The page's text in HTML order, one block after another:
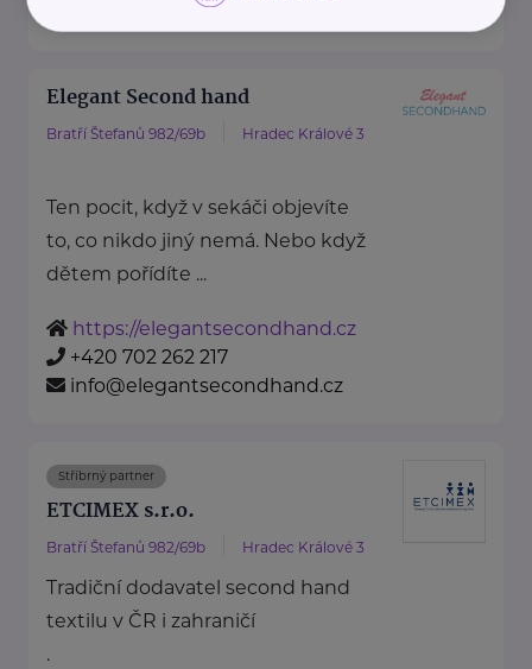
ustredi@zahradkari.cz
Elegant Second hand
Bratří Štefanů 982/69b Hradec Králové 3
Ten pocit, když v sekáči objevíte
to, co nikdo jiný nemá. Nebo když
dětem pořídíte ...
https://elegantsecondhand.cz
+420 702 262 217
info@elegantsecondhand.cz
Stříbrný partner
ETCIMEX s.r.o.
Bratří Štefanů 982/69b Hradec Králové 3
Tradiční dodavatel second hand
textilu v ČR i zahraničí
.